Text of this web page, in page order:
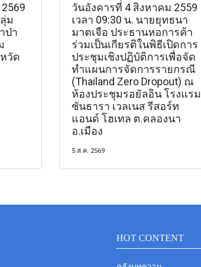
ม
ป่า
วัด
วันอังคารที่ 4 สิงหาคม 2559
เวลา 09:30 น. นายยุทธนา
มาตเจือ ประธานหอการค้า
ร่วมเป็นเกียรติในพิธีเปิดการ
ประชุมเชิงปฏิบัติการเพื่อจัด
ทำแผนการจัดการรายกรณี
(Thailand Zero Dropout) ณ
ห้องประชุมรอยัลอิน โรงแรม
ซันธารา เวลเนส รีสอร์ท
แอนด์ โฮเทล ต.คลองนา
อ.เมือง
5 ส.ค. 2569
HOT CONTENT